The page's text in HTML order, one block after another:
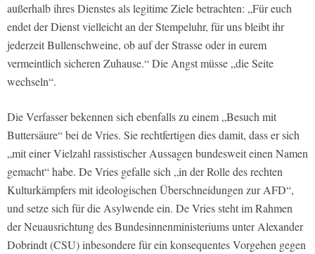
außerhalb ihres Dienstes als legitime Ziele betrachten: „Für euch
endet der Dienst vielleicht an der Stempeluhr, für uns bleibt ihr
jederzeit Bullenschweine, ob auf der Strasse oder in eurem
vermeintlich sicheren Zuhause.“ Die Angst müsse „die Seite
wechseln“.
Die Verfasser bekennen sich ebenfalls zu einem „Besuch mit
Buttersäure“ bei de Vries. Sie rechtfertigen dies damit, dass er sich
„mit einer Vielzahl rassistischer Aussagen bundesweit einen Namen
gemacht“ habe. De Vries gefalle sich „in der Rolle des rechten
Kulturkämpfers mit ideologischen Überschneidungen zur AFD“,
und setze sich für die Asylwende ein. De Vries steht im Rahmen
der Neuausrichtung des Bundesinnenministeriums unter Alexander
Dobrindt (CSU) inbesondere für ein konsequentes Vorgehen gegen